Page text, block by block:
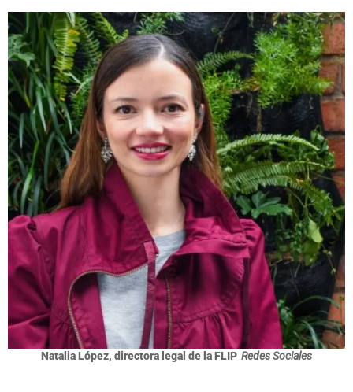
Natalia López, directora legal de la FLIP Redes Sociales